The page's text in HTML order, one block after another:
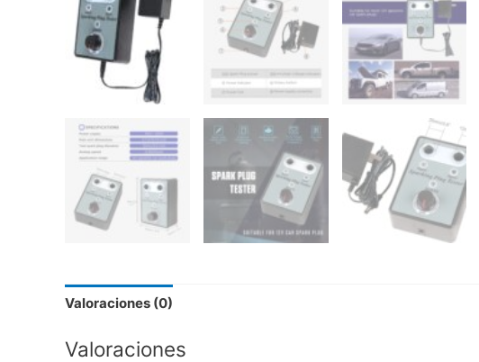
Valoraciones (0)
Valoraciones